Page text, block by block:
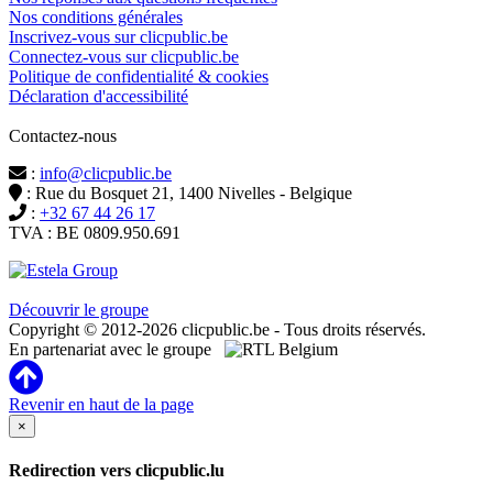
Nos conditions générales
Inscrivez-vous sur clicpublic.be
Connectez-vous sur clicpublic.be
Politique de confidentialité & cookies
Déclaration d'accessibilité
Contactez-nous
: info@clicpublic.be
: Rue du Bosquet 21, 1400 Nivelles - Belgique
: +32 67 44 26 17
TVA : BE 0809.950.691
Découvrir le groupe
Copyright © 2012-2026 clicpublic.be - Tous droits réservés.
En partenariat avec le groupe
Revenir en haut de la page
×
Redirection vers clicpublic.lu